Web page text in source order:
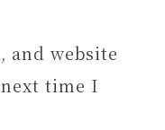
and website
time I